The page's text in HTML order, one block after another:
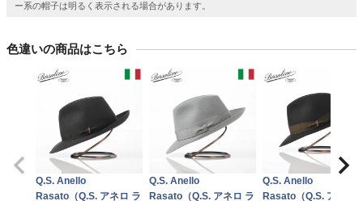
ー系の帽子は明るく表示される場合があります。
色違いの商品はこちら
Q.S. Anello
Rasato（Q.S. アネロ ラ
Q.S. Anello
Rasato（Q.S. アネロ ラ
Q.S. Anello
Rasato（Q.S. アネロ